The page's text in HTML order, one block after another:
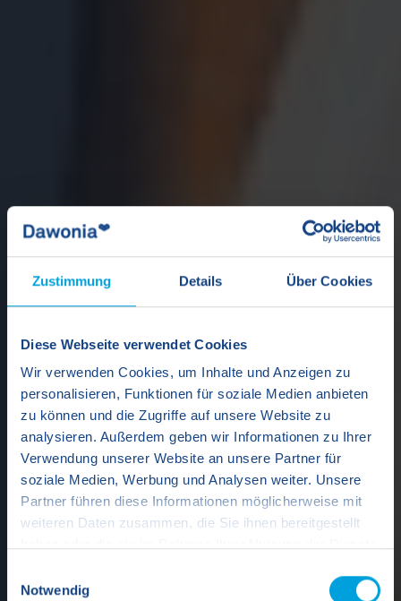
Zustimmung Details Über Cookies
Diese Webseite verwendet Cookies
Wir verwenden Cookies, um Inhalte und Anzeigen zu
personalisieren, Funktionen für soziale Medien anbieten
zu können und die Zugriffe auf unsere Website zu
analysieren. Außerdem geben wir Informationen zu Ihrer
Verwendung unserer Website an unsere Partner für
soziale Medien, Werbung und Analysen weiter. Unsere
Partner führen diese Informationen möglicherweise mit
weiteren Daten zusammen, die Sie ihnen bereitgestellt
Notwendig